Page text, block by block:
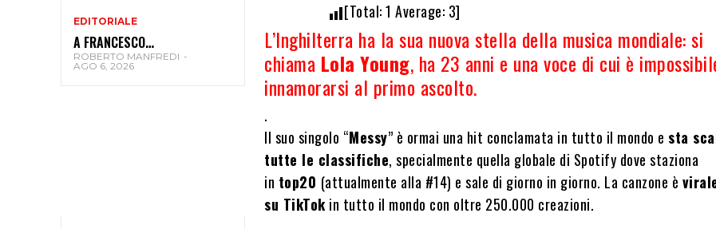
EDITORIALE
A FRANCESCO…
ROBERTO MANFREDI -
AGO 6, 2026
[Total:1 Average: 3]
L’Inghilterra ha la sua nuova stella della musica mondiale: si
chiama Lola Young, ha 23 anni e una voce di cui è
innamorarsi al primo ascolto.
.
Il suo singolo “Messy” è ormai una hit conclamata in tutto il mondo e sta
tutte le classifiche, specialmente quella globale di Spotify dove staziona
in top20 (attualmente alla #14) e sale di giorno in giorno. La canzone è
su TikTok in tutto il mondo con oltre 250.000 creazioni.